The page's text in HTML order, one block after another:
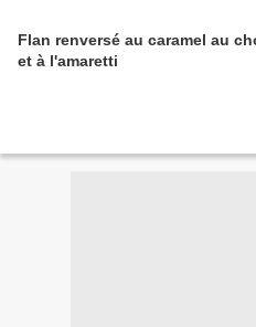
Flan renversé au caramel au
et à l'amaretti